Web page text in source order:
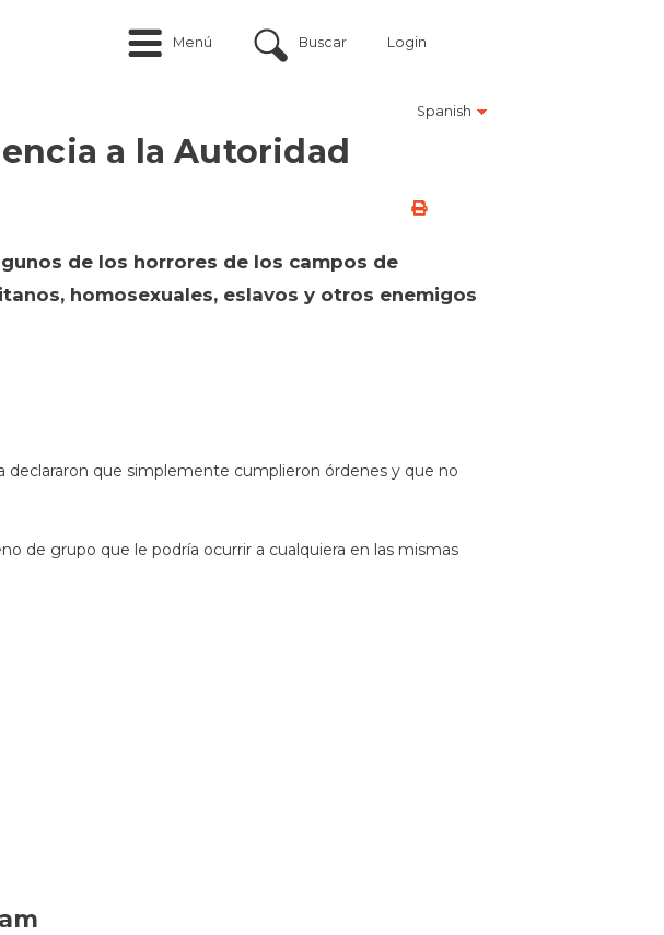
Menú Buscar Login
Spanish
a la Autoridad
de los horrores de los campos de
homosexuales, eslavos y otros enemigos
declararon que simplemente cumplieron órdenes y que no
de grupo que le podría ocurrir a cualquiera en las mismas